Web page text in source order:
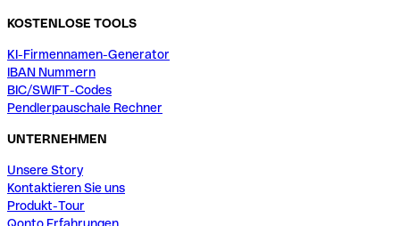
KOSTENLOSE TOOLS
KI-Firmennamen-Generator
IBAN Nummern
BIC/SWIFT-Codes
Pendlerpauschale Rechner
UNTERNEHMEN
Unsere Story
Kontaktieren Sie uns
Produkt-Tour